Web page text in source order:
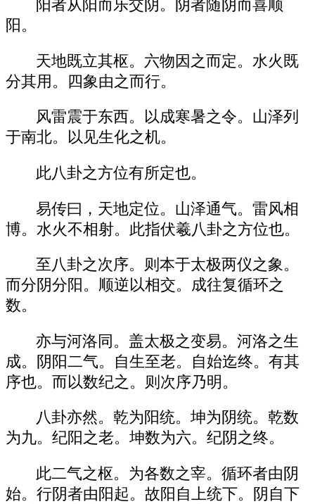
阳者从阳而乐交阴。阴者随阴而喜顺
阳。
天地既立其枢。六物因之而定。水火既
分其用。四象由之而行。
风雷震于东西。以成寒暑之令。山泽列
于南北。以见生化之机。
此八卦之方位有所定也。
易传曰，天地定位。山泽通气。雷风相
博。水火不相射。此指伏羲八卦之方位也。
至八卦之次序。则本于太极两仪之象。
而分阴分阳。顺逆以相交。成往复循环之
数。
亦与河洛同。盖太极之变易。河洛之生
成。阴阳二气。自生至老。自始迄终。有其
序也。而以数纪之。则次序乃明。
八卦亦然。乾为阳统。坤为阴统。乾数
为九。纪阳之老。坤数为六。纪阴之终。
此二气之枢。为各数之宰。循环者由阴
始。行阴者由阳起。故阳自上统下。阴自下